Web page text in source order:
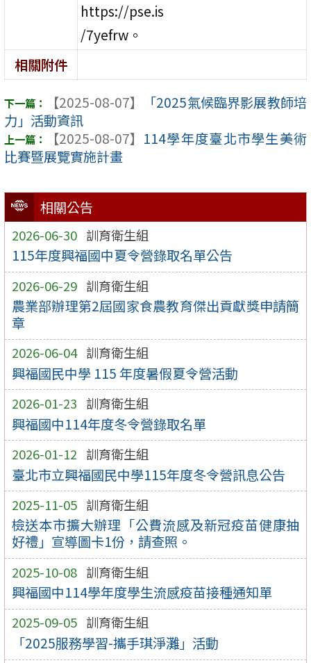
相關公告
2026-06-30 訓育衛生組
115年度興福國中夏令營錄取名單公告
2026-06-29 訓育衛生組
農業部辦理第2屆國家食農教育傑出貢獻獎申請簡
章
2026-06-04 訓育衛生組
興福國民中學 115 年度暑假夏令營活動
2026-01-23 訓育衛生組
興福國中114年度冬令營錄取名單
2026-01-12 訓育衛生組
臺北市立興福國民中學115年度冬令營訊息公告
2025-11-05 訓育衛生組
檢送本市擴大辦理「公費流感及新冠疫苗健康抽
好禮」宣導圖卡1份，請查照。
2025-10-08 訓育衛生組
興福國中114學年度學生流感疫苗接種通知單
2025-09-05 訓育衛生組
「2025服務學習-攜手琪淨灘」活動
https://pse.is
/7yefrw。
相關附件
【2025-08-07】
「2025氣候臨界影展教師培
力」活動資訊
【2025-08-07】 114學年度臺北市學生美術
比賽暨展覽實施計畫